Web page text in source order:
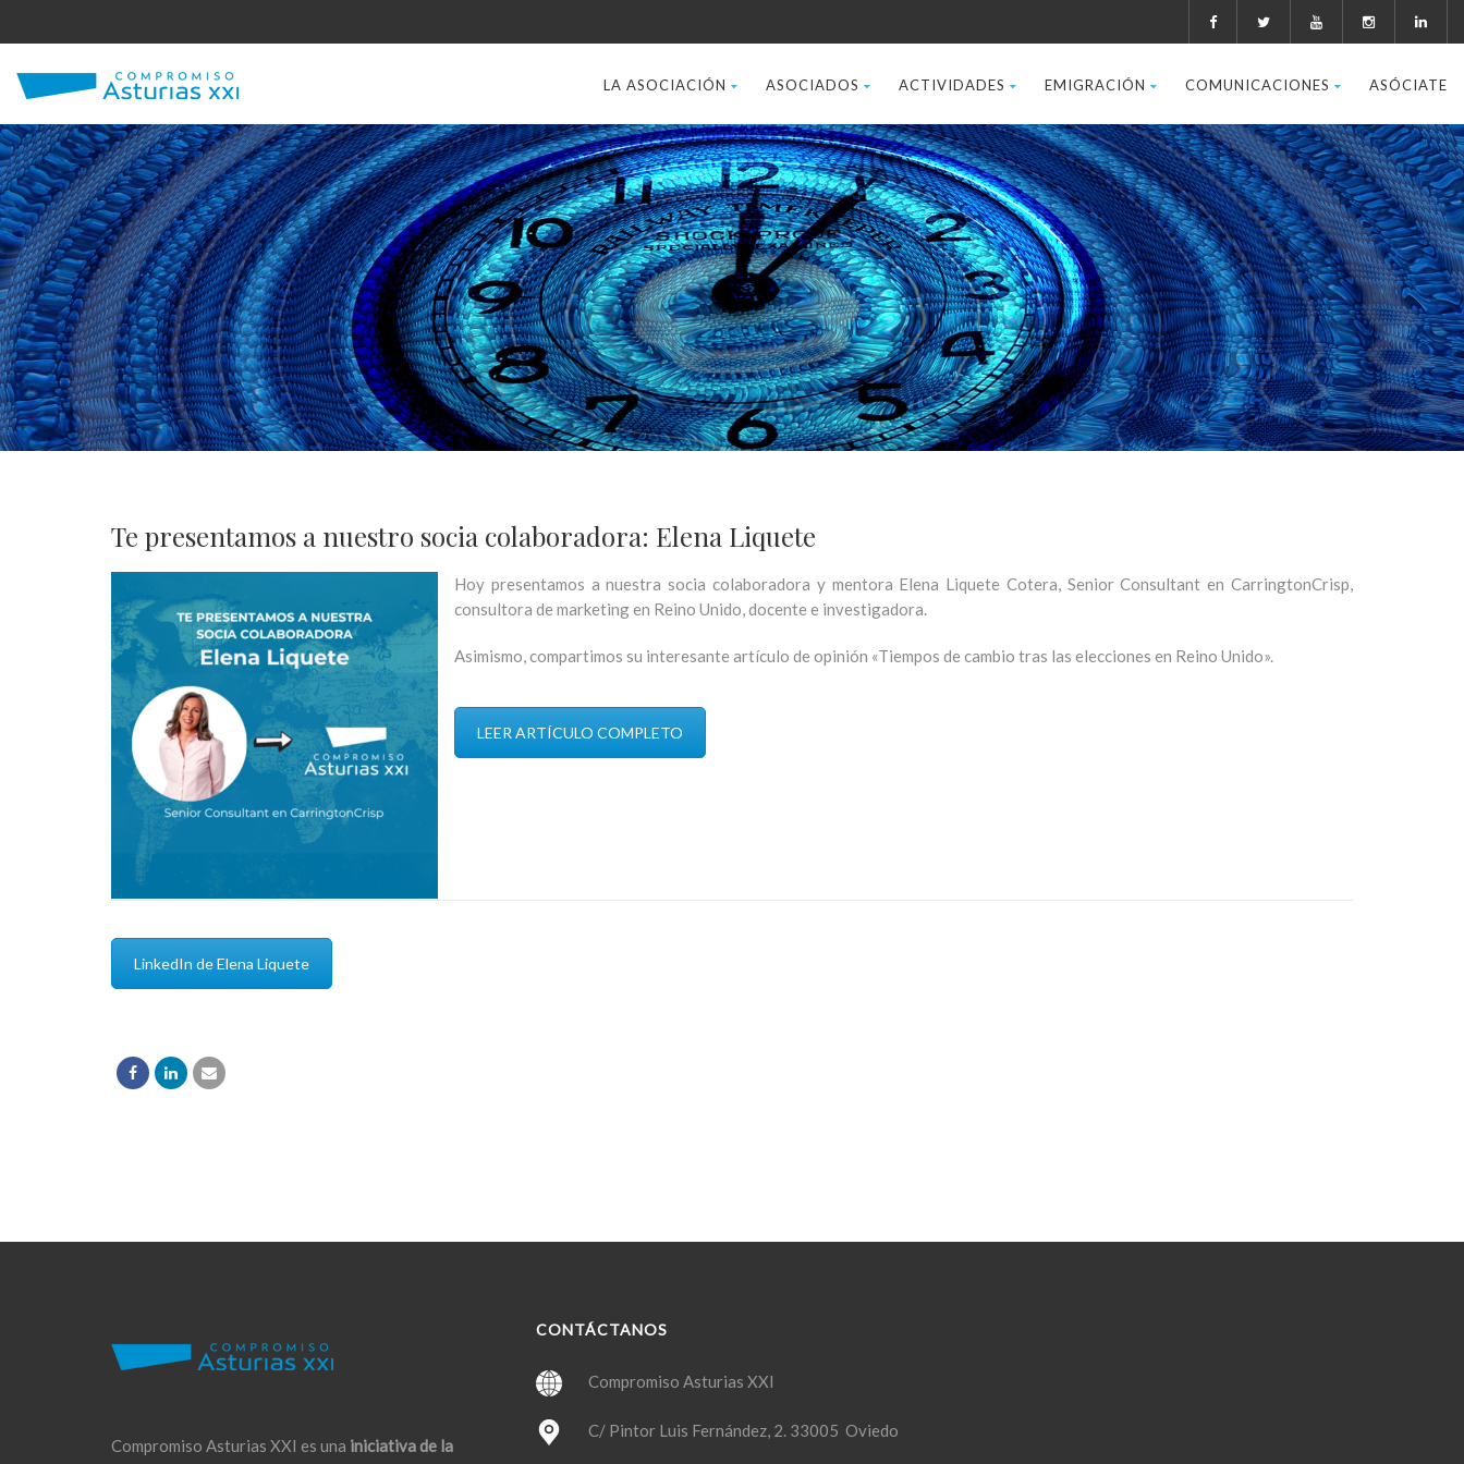
LA ASOCIACIÓN ASOCIADOS ACTIVIDADES EMIGRACIÓN COMUNICACIONES ASÓCIATE
Te presentamos a nuestro socia colaboradora: Elena Liquete
Hoy presentamos a nuestra socia colaboradora y mentora Elena Liquete Cotera, Senior Consultant en CarringtonCrisp,
consultora de marketing en Reino Unido, docente e investigadora.
Asimismo, compartimos su interesante artículo de opinión «Tiempos de cambio tras las elecciones en Reino Unido».
LEER ARTÍCULO COMPLETO
LinkedIn de Elena Liquete
Compromiso Asturias XXI es una iniciativa de la
CONTÁCTANOS
Compromiso Asturias XXI
C/ Pintor Luis Fernández, 2. 33005 Oviedo